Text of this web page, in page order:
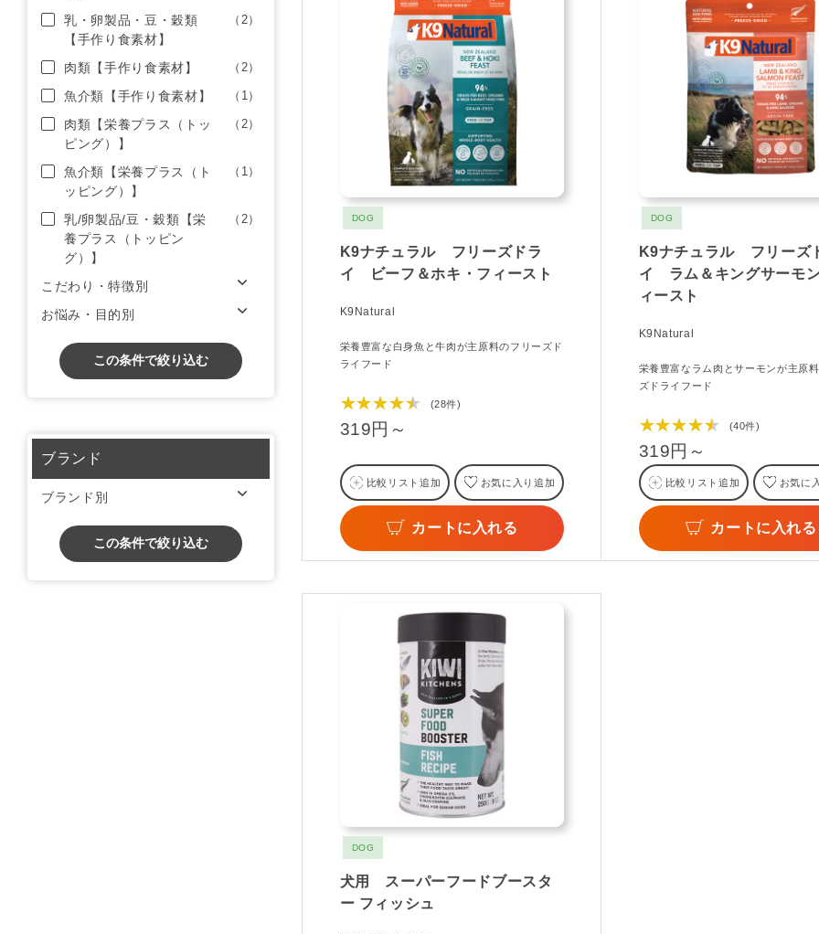
DOG
K9ナチュラル フリーズドラ
イ ビーフ＆ホキ・フィースト
K9Natural
栄養豊富な白身魚と牛肉が主原料のフリーズド
ライフード
★★★★★ (28件)
319円～
比較リスト追加 お気に入り追加
カートに入れる
DOG
K9ナチュラル フリーズ
イ ラム＆キングサーモ
ィースト
K9Natural
栄養豊富なラム肉とサーモンが主原
ズドライフード
★★★★★ (40件)
319円～
比較リスト追加 お気に
カートに入れる
DOG
犬用 スーパーフードブースタ
ー フィッシュ
乳・卵製品・豆・穀類
【手作り食素材】
（2）
肉類【手作り食素材】 （2）
魚介類【手作り食素材】 （1）
肉類【栄養プラス（トッ
ピング）】
（2）
魚介類【栄養プラス（ト
ッピング）】
（1）
乳/卵製品/豆・穀類【栄
養プラス（トッピン
グ）】
（2）
こだわり・特徴別
お悩み・目的別
この条件で絞り込む
ブランド
ブランド別
この条件で絞り込む